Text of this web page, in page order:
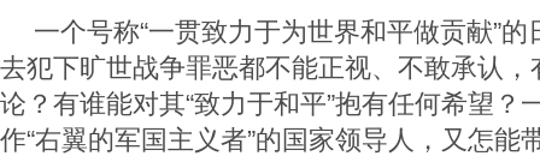
一个号称“一贯致力于为世界和平做贡献”
去犯下旷世战争罪恶都不能正视、不敢承认
论？有谁能对其“致力于和平”抱有任何希望？
作“右翼的军国主义者”的国家领导人，又怎能